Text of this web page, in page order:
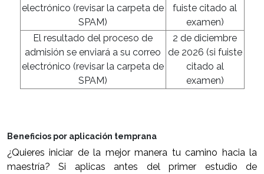
electrónico (revisar la carpeta de
SPAM)
fuiste citado al
examen)
El resultado del proceso de
admisión se enviará a su correo
electrónico (revisar la carpeta de
SPAM)
2 de diciembre
de 2026 (si fuiste
citado al
examen)
Beneficios por aplicación temprana
¿Quieres iniciar de la mejor manera tu camino hacia la
maestría? Si aplicas antes del primer estudio de